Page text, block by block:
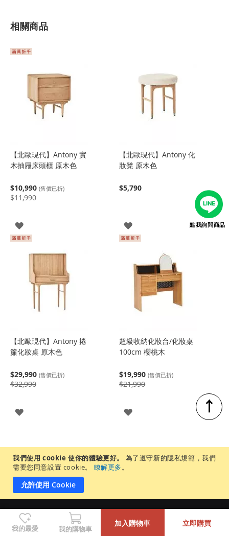
我們使用 cookie 使你的體驗更好。
為了遵守新的隱私規範，我們
需要您同意設置 cookie。
瞭解更多。
允許使用 Cookie
相關商品
【北歐現代】Antony 實
木抽屜床頭櫃 原木色
$10,990 (售價已折)
$11,990
登
入
【北歐現代】Antony 化
妝凳 原木色
$5,790
登
入
【北歐現代】Antony 捲
簾化妝桌 原木色
$29,990 (售價已折)
$32,990
登
超級收納化妝台/化妝桌
100cm 櫻桃木
$19,990 (售價已折)
$21,990
登
↑
點我詢問商品
我的最愛 我的購物車
加入購物車 立即購買
+
-
居家先生股份有限公司 |統一編號 65905937 ©Copyright 2022 by MR.
LIVING. All Rights Reserved.